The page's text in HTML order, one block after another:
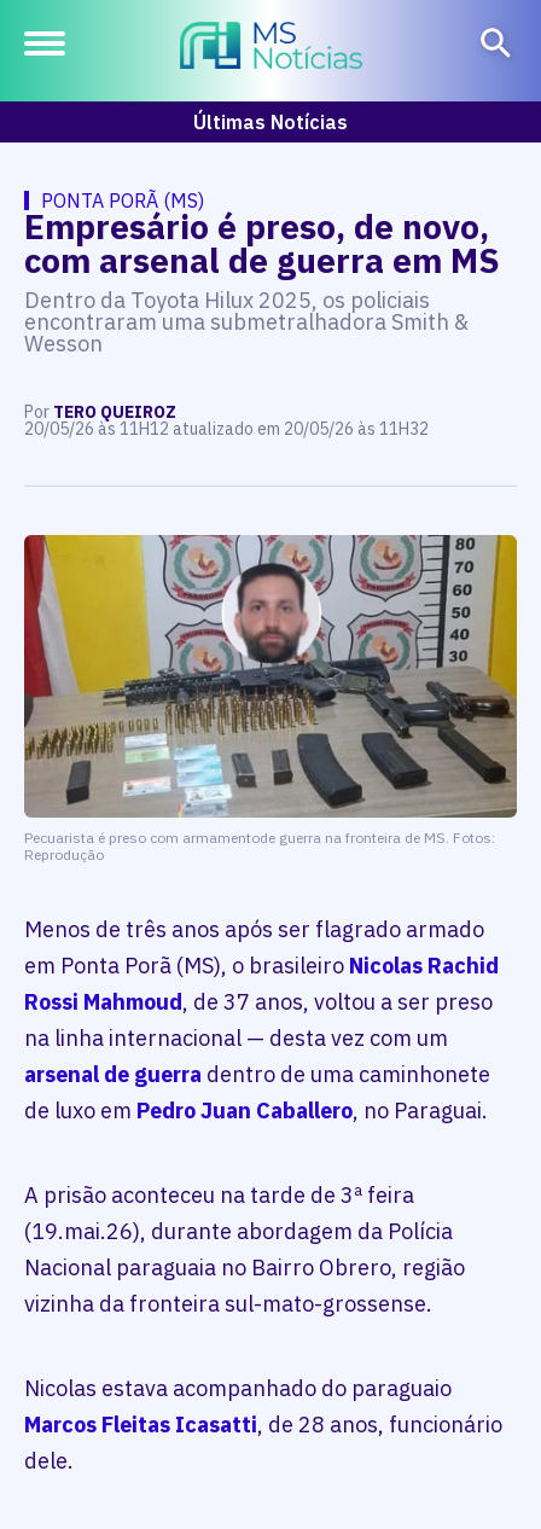
Últimas Notícias
PONTA PORÃ (MS)
Empresário é preso, de novo,
com arsenal de guerra em MS
Dentro da Toyota Hilux 2025, os policiais
encontraram uma submetralhadora Smith &
Wesson
Por TERO QUEIROZ
20/05/26 às 11H12 atualizado em 20/05/26 às 11H32
Pecuarista é preso com armamentode guerra na fronteira de MS. Fotos:
Reprodução
Menos de três anos após ser flagrado armado
em Ponta Porã (MS), o brasileiro Nicolas Rachid
Rossi Mahmoud, de 37 anos, voltou a ser preso
na linha internacional — desta vez com um
arsenal de guerra dentro de uma caminhonete
de luxo em Pedro Juan Caballero, no Paraguai.
A prisão aconteceu na tarde de 3ª feira
(19.mai.26), durante abordagem da Polícia
Nacional paraguaia no Bairro Obrero, região
vizinha da fronteira sul-mato-grossense.
Nicolas estava acompanhado do paraguaio
Marcos Fleitas Icasatti, de 28 anos, funcionário
dele.